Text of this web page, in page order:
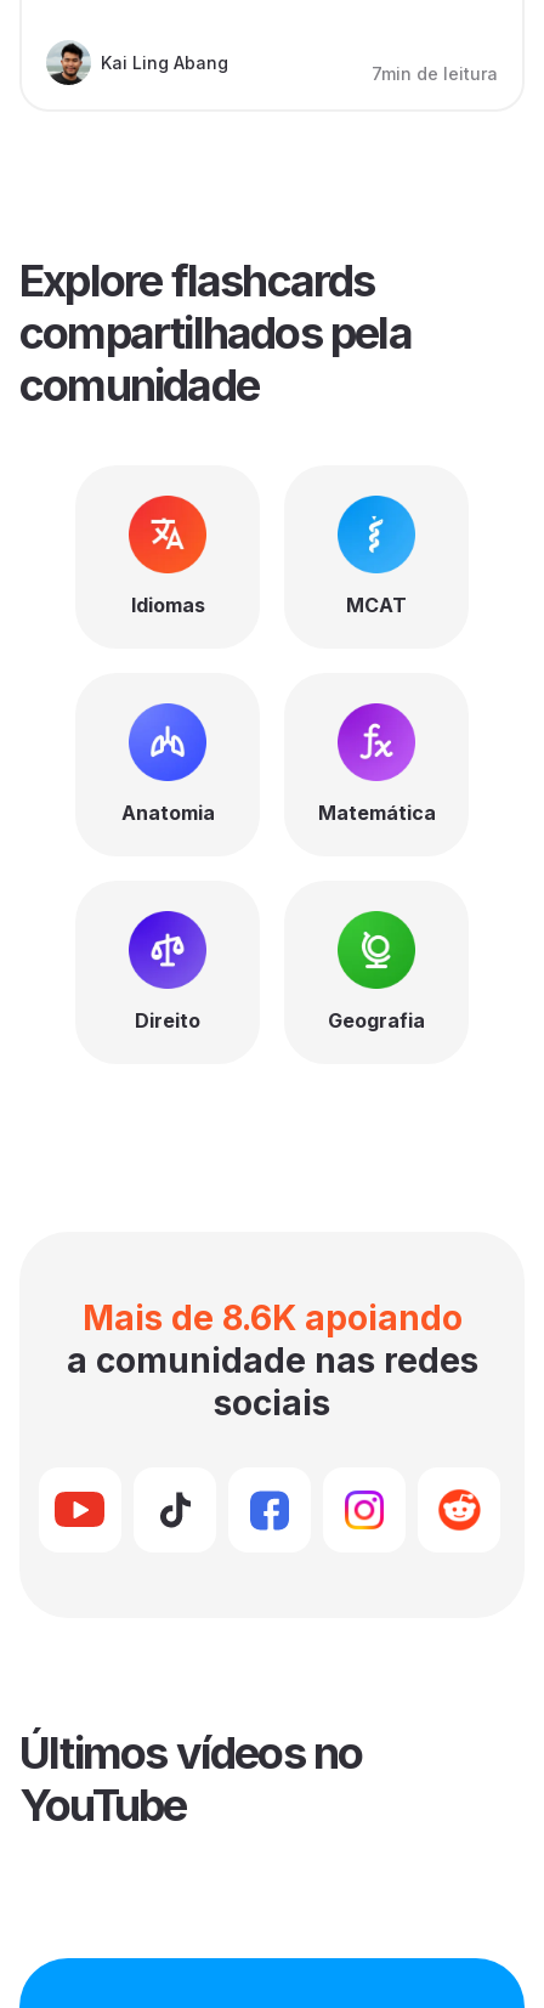
Kai Ling Abang
7min de leitura
Explore flashcards
compartilhados pela
comunidade
Idiomas MCAT
Anatomia Matemática
Direito Geografia
Mais de 8.6K apoiando
a comunidade nas redes
sociais
Últimos vídeos no
YouTube